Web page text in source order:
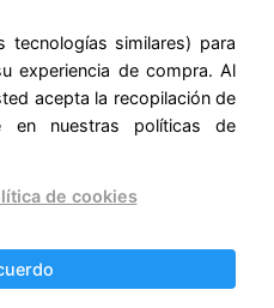
con gas
reduce el impacto
energía.
acero inoxidable,
prolongada y facilidad
tecnologías similares) para
experiencia de compra. Al
acepta la recopilación de
en nuestras políticas de
de cookies